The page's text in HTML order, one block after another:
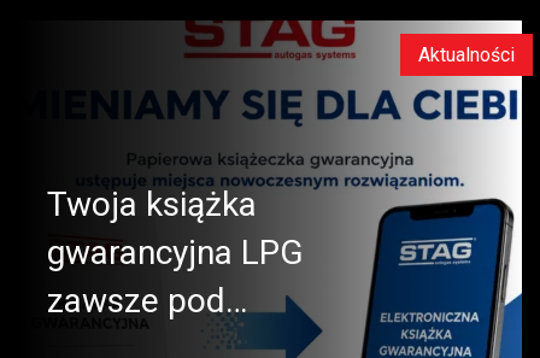
Aktualności
Twoja książka
gwarancyjna LPG
zawsze pod…